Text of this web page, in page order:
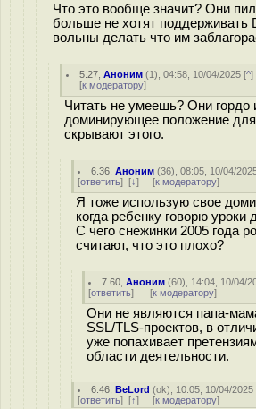
Что это вообще значит? Они
больше не хотят поддерживать
вольны делать что им
5.27 ,Аноним (1), 04:58, 10/04/2025 [^]
[к модератору]
Читать не умеешь? Они гордо
доминирующее положение
скрывают этого.
6.36 ,Аноним (36), 08:05, 10/04/
[ответить] [↓] [к модератору]
Я тоже использую свое
когда ребенку говорю уроки
С чего снежинки 2005 года
считают, что это плохо?
7.60 ,Аноним (60), 14:04, 10/04/
[ответить] [к модератору]
Они не являются папа-
SSL/TLS-проектов, в
уже попахивает
области деятельности.
6.46 ,BeLord (ok), 10:05, 10/04/2025
[ответить] [↑] [к модератору]